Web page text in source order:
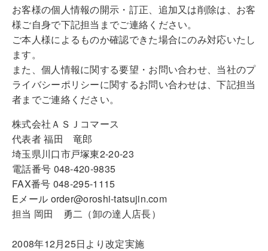
お客様の個人情報の開示・訂正、追加又は削除は、お客
様ご自身で下記担当までご連絡ください。
ご本人様によるものか確認できた場合にのみ対応いたし
ます。
また、個人情報に関する要望・お問い合わせ、当社のプ
ライバシーポリシーに関するお問い合わせは、下記担当
者までご連絡ください。
株式会社ＡＳＪコマース
代表者 福田 竜郎
埼玉県川口市戸塚東2-20-23
電話番号 048-420-9835
FAX番号 048-295-1115
Eメール order@oroshi-tatsujin.com
担当 岡田 勇二（卸の達人店長）
2008年12月25日より改定実施